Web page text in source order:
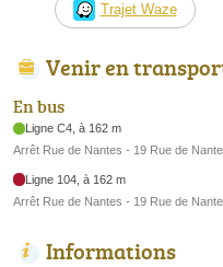
Trajet Waze
Venir en
En bus
Ligne C4, à 162 m
Arrêt Rue de Nantes - 19 Rue de
Ligne 104, à 162 m
Arrêt Rue de Nantes - 19 Rue de
Informations